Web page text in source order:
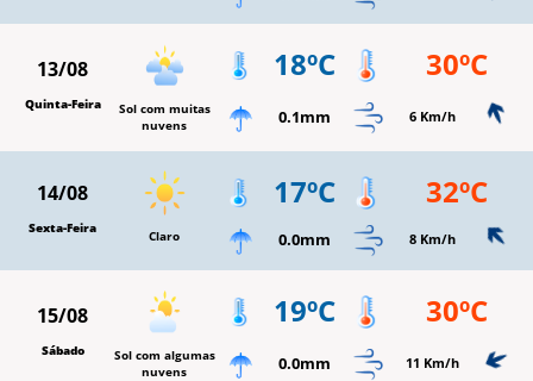
13/08
Quinta-Feira
Sol com muitas
nuvens
18ºC 30ºC
0.1mm 6 Km/h
14/08
Sexta-Feira Claro
17ºC 32ºC
0.0mm 8 Km/h
15/08
Sábado
Sol com algumas
nuvens
19ºC 30ºC
0.0mm 11 Km/h